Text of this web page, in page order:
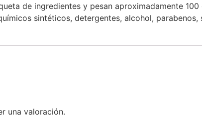
de ingredientes y pesan aproximadamente 100
sintéticos, detergentes, alcohol,
una valoración.